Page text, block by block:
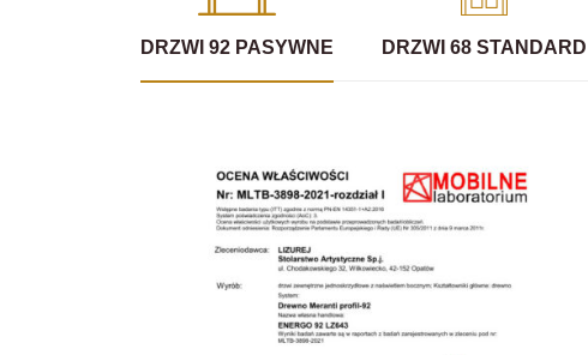
DRZWI 92 PASYWNE DRZWI 68 STANDARD